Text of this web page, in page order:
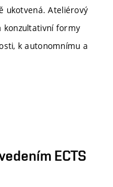
ukotvená. Ateliérový
konzultativní formy
k autonomnímu a
ECTS